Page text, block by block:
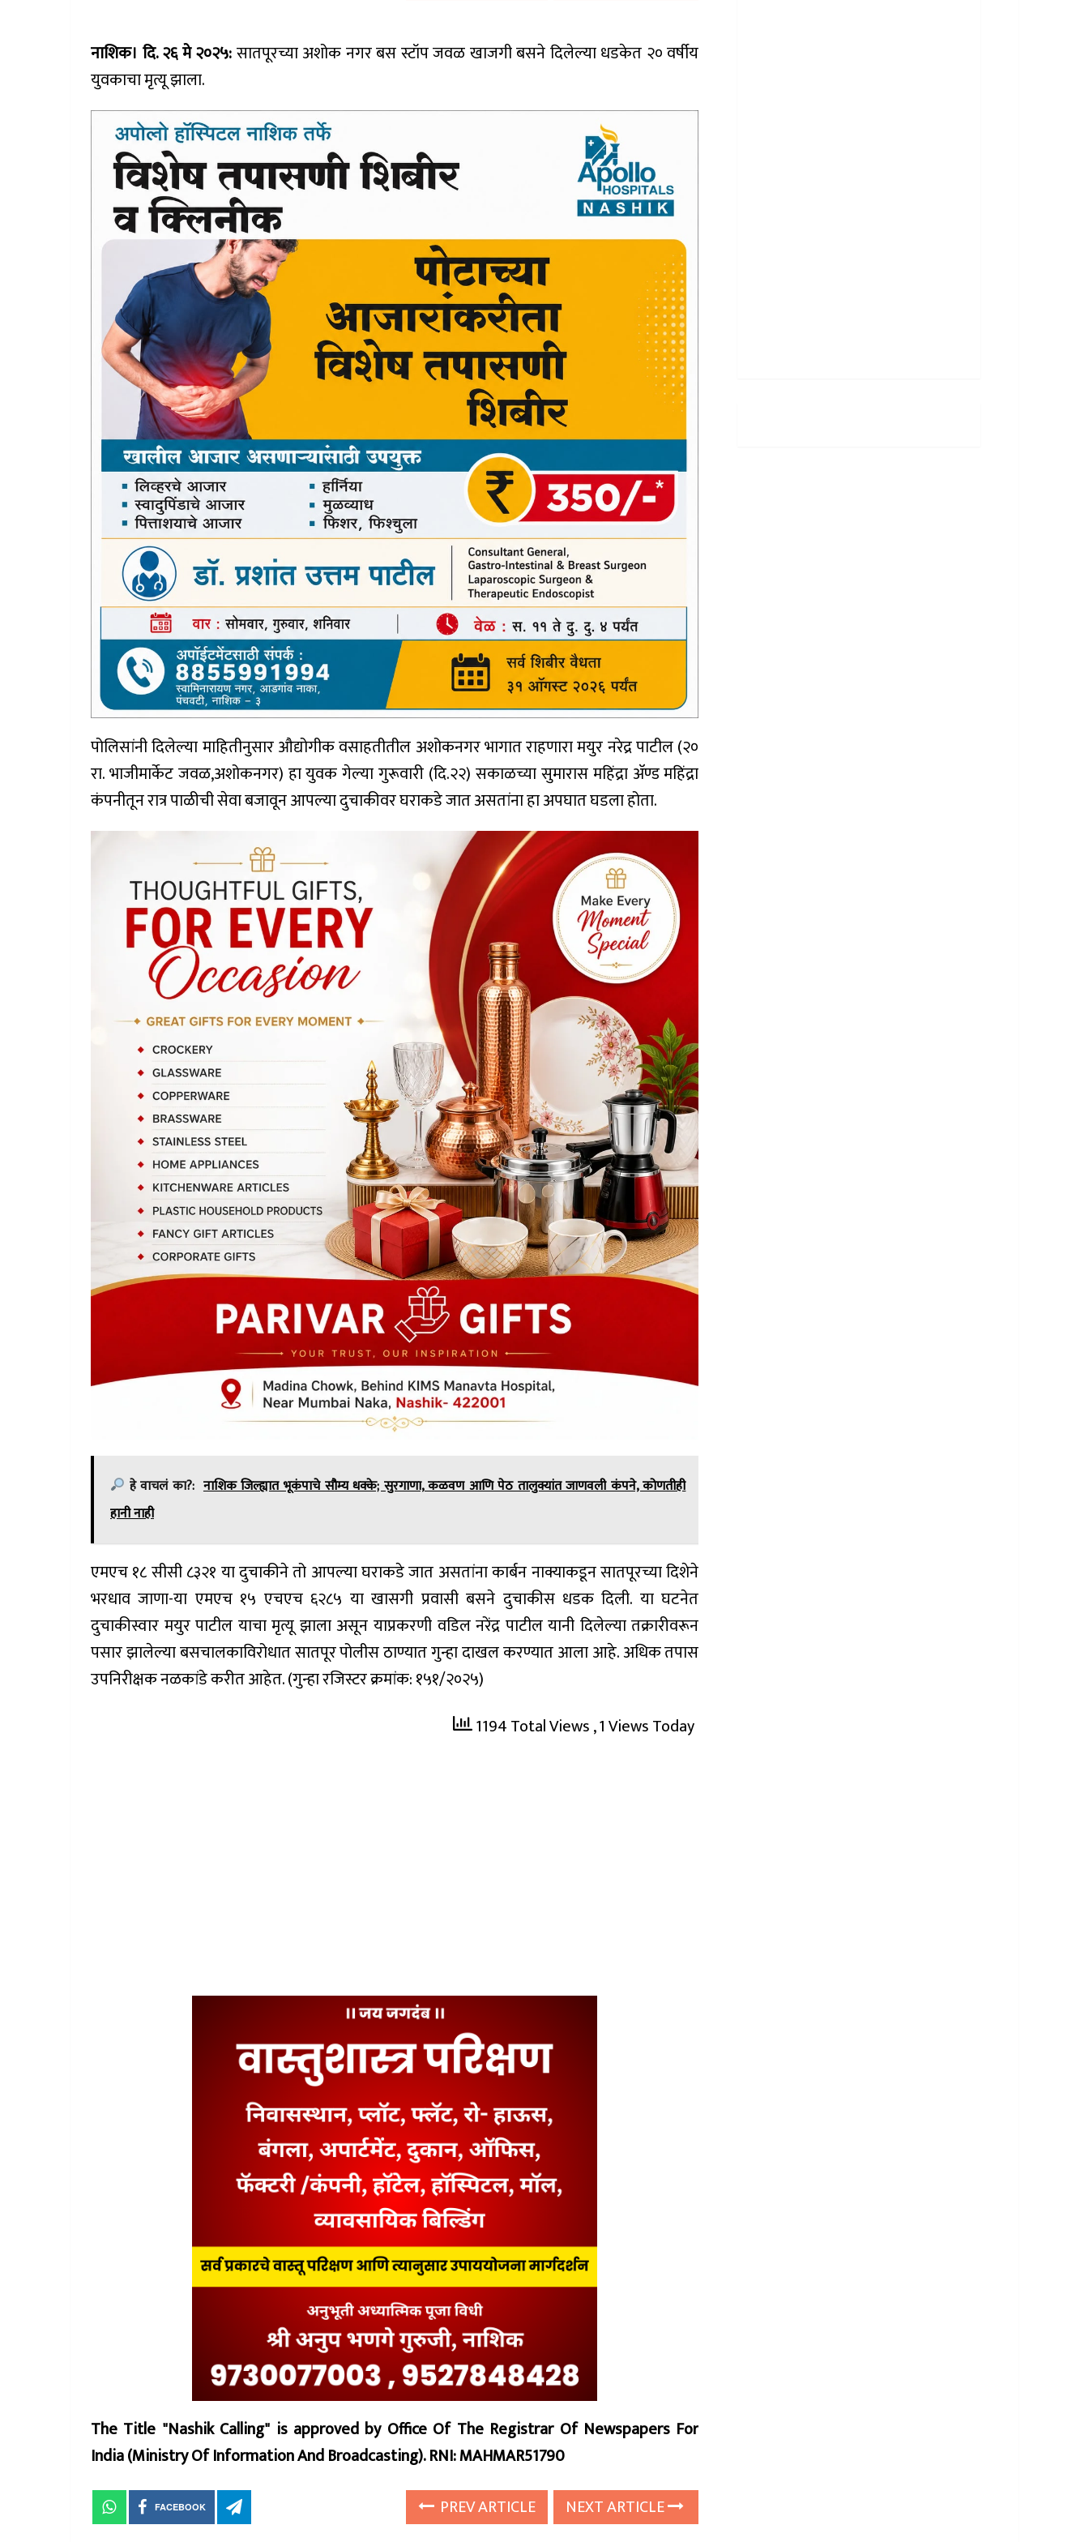
नाशिक। दि. २६ मे २०२५:सातपूरच्या अशोक नगर बस स्टॉप जवळ खाजगी बसने दिलेल्या धडकेत २० वर्षीय
युवकाचा मृत्यू झाला.
पोलिसांनी दिलेल्या माहितीनुसार औद्योगीक वसाहतीतील अशोकनगर भागात राहणारा मयुर नरेद्र पाटील (२०
रा. भाजीमार्केट जवळ,अशोकनगर) हा युवक गेल्या गुरूवारी (दि.२२) सकाळच्या सुमारास महिंद्रा अ‍ॅण्ड महिंद्रा
कंपनीतून रात्र पाळीची सेवा बजावून आपल्या दुचाकीवर घराकडे जात असतांना हा अपघात घडला होता.
हे वाचलं का?: नाशिक जिल्ह्यात भूकंपाचे सौम्य धक्के; सुरगाणा, कळवण आणि पेठ तालुक्यांत जाणवली कंपने, कोणतीही
हानी नाही
एमएच १८ सीसी ८३२१ या दुचाकीने तो आपल्या घराकडे जात असतांना कार्बन नाक्याकडून सातपूरच्या दिशेने
भरधाव जाणा-या एमएच १५ एचएच ६२८५ या खासगी प्रवासी बसने दुचाकीस धडक दिली. या घटनेत
दुचाकीस्वार मयुर पाटील याचा मृत्यू झाला असून याप्रकरणी वडिल नरेंद्र पाटील यानी दिलेल्या तक्रारीवरून
पसार झालेल्या बसचालकाविरोधात सातपूर पोलीस ठाण्यात गुन्हा दाखल करण्यात आला आहे. अधिक तपास
उपनिरीक्षक नळकांडे करीत आहेत. (गुन्हा रजिस्टर क्रमांक: १५१/२०२५)
1194 Total Views, 1 Views Today
The Title "Nashik Calling" is approved by Office Of The Registrar Of Newspapers For
India (Ministry Of Information And Broadcasting). RNI: MAHMAR51790
FACEBOOK PREV ARTICLE NEXT ARTICLE